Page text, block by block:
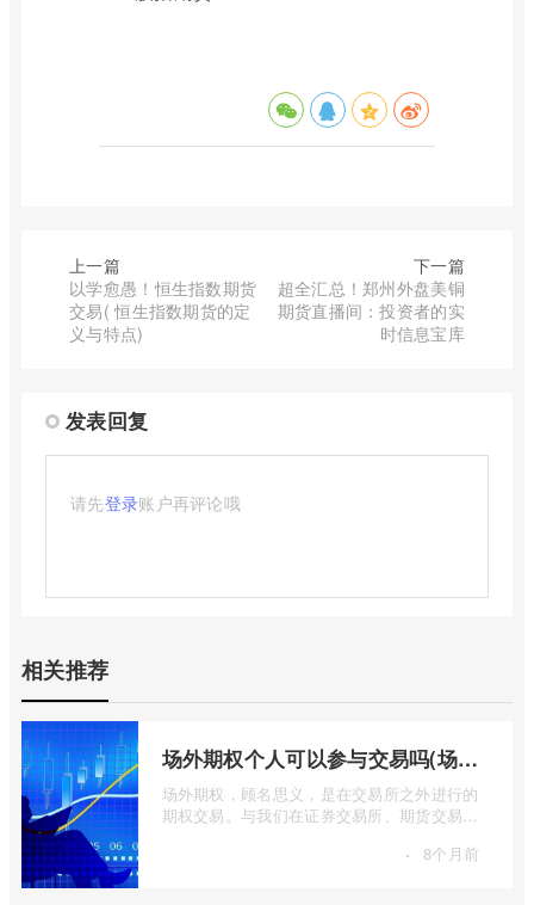
上一篇
以学愈愚！恒生指数期货
交易( 恒生指数期货的定
义与特点)
下一篇
超全汇总！郑州外盘美铜
期货直播间：投资者的实
时信息宝库
发表回复
请先登录账户再评论哦
相关推荐
场外期权个人可以参与交易吗(场外个股期权怎样交易)
场外期权，顾名思义，是在交易所之外进行的
期权交易。与我们在证券交易所、期货交易所
· 8个月前